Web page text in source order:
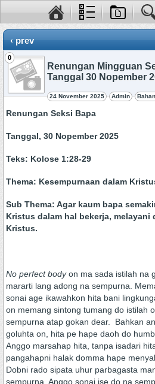
‹ prev
0
Renungan Mingguan
Tanggal 30 Nopember
24 November 2025 Admin
Renungan Seksi Bapa
Tanggal, 30 Nopember 2025
Teks: Kolose 1:28-29
Thema: Kesempurnaan dalam
Sub Thema: Agar kaum bapa
Kristus dalam hal bekerja, melayani
Kristus.
No perfect bodyon ma sada istilah na
mararti lang adong na sempurna.
sonai age ikawahkon hita bani
on memang sintong tumang do istilah
sempurna atap gokan dear. Bahkan
goluhta on, hita pe hape daoh do
Anggo marsahap hita, tanpa isadari
pangahapni halak domma hape
Dobni rado sipata uhur parbagasta
sempurna. Anggo sonai ise do na